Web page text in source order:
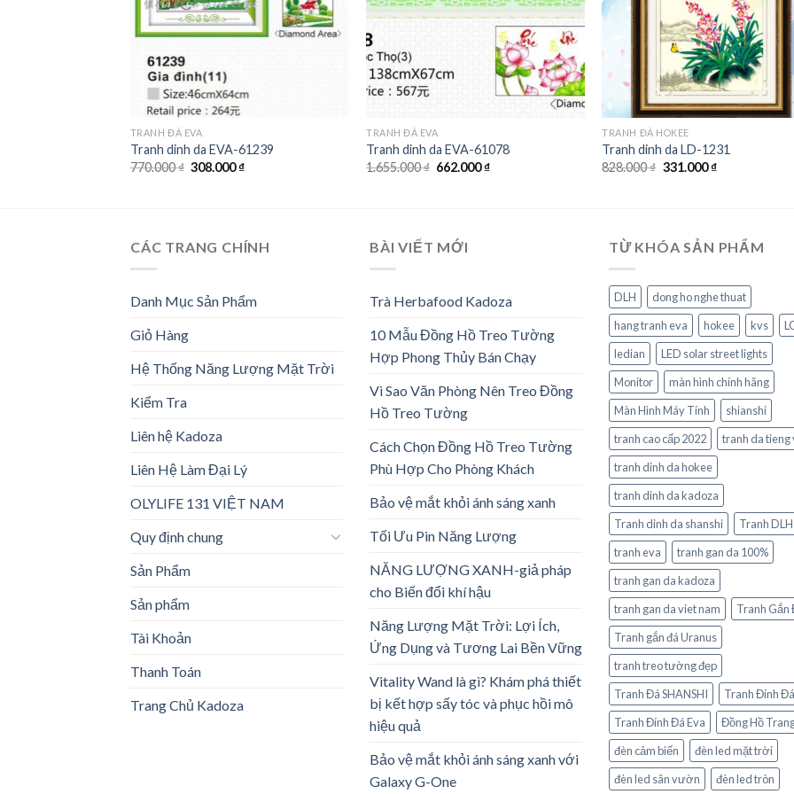
TRANH ĐÁ EVA
Tranh dinh da EVA-61239
770.000₫ Giá
308.000₫Giá
TRANH ĐÁ EVA
Tranh dinh da EVA-61078
1.655.000₫ Giá
662.000₫Giá
TRANH ĐÁ HOKEE
Tranh dinh da LD-1231
828.000₫ Giá
331.000₫Giá
CÁC TRANG CHÍNH
Danh Mục Sản Phẩm
Giỏ Hàng
Hệ Thống Năng Lượng Mặt Trời
Kiểm Tra
Liên hệ Kadoza
Liên Hệ Làm Đại Lý
OLYLIFE 131 VIỆT NAM
Quy định chung
Sản Phẩm
Sản phẩm
Tài Khoản
Thanh Toán
Trang Chủ Kadoza
BÀI VIẾT MỚI
Trà Herbafood Kadoza
10 Mẫu Đồng Hồ Treo Tường
Hợp Phong Thủy Bán Chạy
Vì Sao Văn Phòng Nên Treo Đồng
Hồ Treo Tường
Cách Chọn Đồng Hồ Treo Tường
Phù Hợp Cho Phòng Khách
Bảo vệ mắt khỏi ánh sáng xanh
Tối Ưu Pin Năng Lượng
NĂNG LƯỢNG XANH-giả pháp
cho Biến đổi khí hậu
Năng Lượng Mặt Trời: Lợi Ích,
Ứng Dụng và Tương Lai Bền Vững
Vitality Wand là gì? Khám phá thiết
bị kết hợp sấy tóc và phục hồi mô
hiệu quả
Bảo vệ mắt khỏi ánh sáng xanh với
Galaxy G-One
TỪ KHÓA SẢN PHẨM
DLH
dong ho nghe thuat
hang tranh eva
hokee kvs
ledian
LED solar street lights
Monitor
màn hình chính hãng
Màn Hình Máy Tính
shianshi
tranh cao cấp 2022
tranh da tieng
tranh dinh da hokee
tranh dinh da kadoza
Tranh dinh da shanshi
Tranh DLH
tranh eva
tranh gan da 100%
tranh gan da kadoza
tranh gan da viet nam
Tranh Gắn
Tranh gắn đá Uranus
tranh treo tường đẹp
Tranh Đá SHANSHI
Tranh Đính Đá
Tranh Đính Đá Eva
Đồng Hồ
đèn cảm biến
đèn led mặt trời
đèn led sân vườn
đèn led tròn